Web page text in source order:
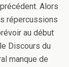
Alors
répercussions
au début
Discours du
manque de